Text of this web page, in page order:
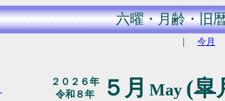
六曜・月齢・旧
｜ 今月
２０２６年
令和８年
５月 May (皐